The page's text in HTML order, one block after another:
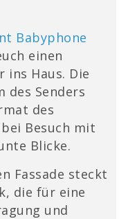
Babyphone
einen
ins Haus. Die
des Senders
des
Besuch mit
Blicke.
Fassade steckt
die für eine
und